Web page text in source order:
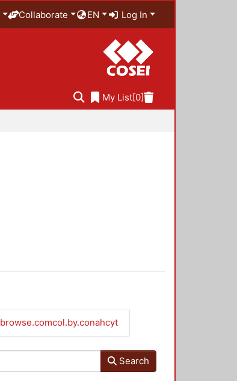
Collaborate EN Log In
My List[0]
browse.comcol.by.conahcyt
Search